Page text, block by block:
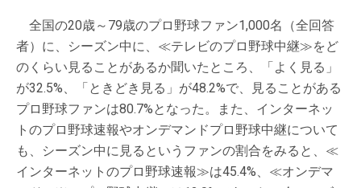
全国の20歳～79歳のプロ野球ファン1,000名（全回答
者）に、シーズン中に、≪テレビのプロ野球中継≫をど
のくらい見ることがあるか聞いたところ、「よく見る」
が32.5%、「ときどき見る」が48.2%で、見ることがある
プロ野球ファンは80.7%となった。また、インターネッ
トのプロ野球速報やオンデマンドプロ野球中継について
も、シーズン中に見るというファンの割合をみると、≪
インターネットのプロ野球速報≫は45.4%、≪オンデマ